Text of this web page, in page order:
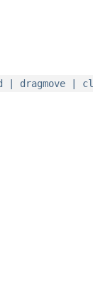
| dragmove |